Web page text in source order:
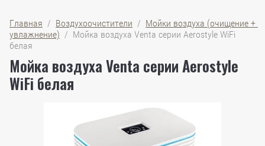
Главная
  /
Воздухоочистители
  /
Мойки воздуха (очищение +
увлажнение)
  /  Мойка воздуха Venta серии Aerostyle WiFi
белая
Мойка воздуха Venta серии Aerostyle
WiFi белая